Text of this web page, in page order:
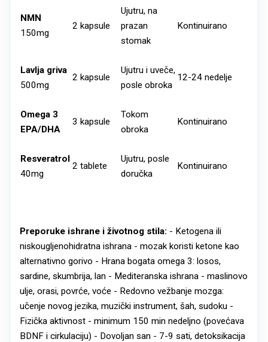
NMN
150mg
2 kapsule
Ujutru, na
prazan
stomak
Kontinuirano
Lavlja griva
500mg
2 kapsule
Ujutru i uveče,
posle obroka
12-24 nedelje
Omega 3
EPA/DHA
3 kapsule
Tokom
obroka
Kontinuirano
Resveratrol
40mg
2 tablete
Ujutru, posle
doručka
Kontinuirano
Preporuke ishrane i životnog stila: - Ketogena ili
niskougljenohidratna ishrana - mozak koristi ketone kao
alternativno gorivo - Hrana bogata omega 3: losos,
sardine, skumbrija, lan - Mediteranska ishrana - maslinovo
ulje, orasi, povrće, voće - Redovno vežbanje mozga:
učenje novog jezika, muzički instrument, šah, sudoku -
Fizička aktivnost - minimum 150 min nedeljno (povećava
BDNF i cirkulaciju) - Dovoljan san - 7-9 sati, detoksikacija